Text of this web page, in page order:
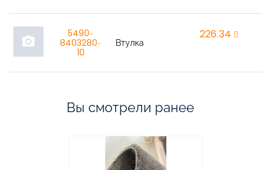
photo_camera
5490-
8403280-
10
Втулка
226,34
Вы смотрели ранее